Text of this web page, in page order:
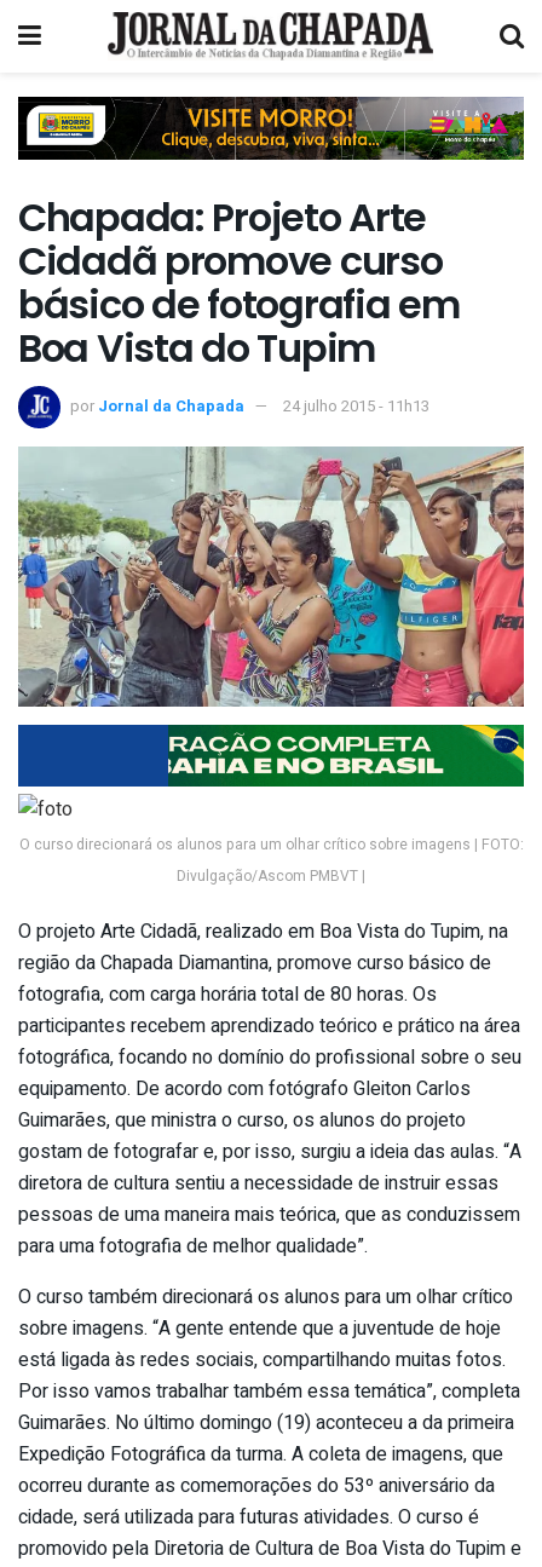
Chapada: Projeto Arte
Cidadã promove curso
básico de fotografia em
Boa Vista do Tupim
por Jornal da Chapada 24 julho 2015 - 11h13
O curso direcionará os alunos para um olhar crítico sobre imagens | FOTO:
Divulgação/Ascom PMBVT |
O projeto Arte Cidadã, realizado em Boa Vista do Tupim, na
região da Chapada Diamantina, promove curso básico de
fotografia, com carga horária total de 80 horas. Os
participantes recebem aprendizado teórico e prático na área
fotográfica, focando no domínio do profissional sobre o seu
equipamento. De acordo com fotógrafo Gleiton Carlos
Guimarães, que ministra o curso, os alunos do projeto
gostam de fotografar e, por isso, surgiu a ideia das aulas. “A
diretora de cultura sentiu a necessidade de instruir essas
pessoas de uma maneira mais teórica, que as conduzissem
para uma fotografia de melhor qualidade”.
O curso também direcionará os alunos para um olhar crítico
sobre imagens. “A gente entende que a juventude de hoje
está ligada às redes sociais, compartilhando muitas fotos.
Por isso vamos trabalhar também essa temática”, completa
Guimarães. No último domingo (19) aconteceu a da primeira
Expedição Fotográfica da turma. A coleta de imagens, que
ocorreu durante as comemorações do 53º aniversário da
cidade, será utilizada para futuras atividades. O curso é
promovido pela Diretoria de Cultura de Boa Vista do Tupim e